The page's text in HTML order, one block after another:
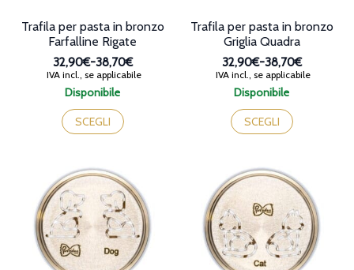
Disponibile
Trafila per pasta in bronzo
Farfalline Rigate
32,90€-38,70€
Fascia
di
da
32,90€
IVA incl., se applicabile
SCEGLI
Questo
prodotto
ha
varianti.
Le
opzioni
possono
essere
scelte
nella
Disponibile
Trafila per pasta in bronzo
Griglia Quadra
32,90€-38,70€
Fascia
di
da
32,90€
IVA incl., se applicabile
SCEGLI
Questo
prodotto
ha
varianti.
Le
opzioni
possono
essere
scelte
nella